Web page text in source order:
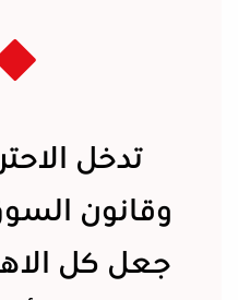
تدخل
وقانون
جعل كل